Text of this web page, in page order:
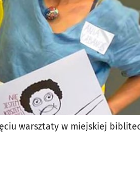
warsztaty w miejskiej